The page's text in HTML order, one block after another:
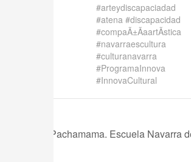
#arteydiscapaciadad
#atena #discapacidad
#compaÃ±Ã­aartÃ­stica
#navarraescultura
#culturanavarra
#ProgramaInnova
#InnovaCultural
Exposición Pachamama. Escuela Navarra